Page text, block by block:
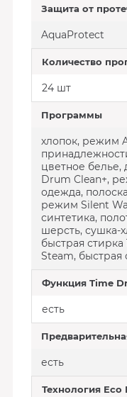
Защита от
AquaProtect
Количество
24 шт
Программы
хлопок, режим
цветное белье,
Drum Clean+,
одежда,
режим Silent
синтетика,
шерсть, сушка-
быстрая
Steam, быстрая
Функция Time
есть
есть
Технология Eco